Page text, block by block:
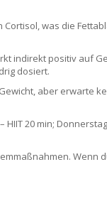
was die
indirekt positiv auf
dosiert.
aber erwarte
20 min;
Wenn